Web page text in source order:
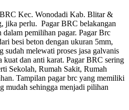
Kec. Wonodadi Kab. Blitar &
jika perlu. Pagar BRC belakangan
pemilihan pagar. Pagar Brc
besi beton dengan ukuran 5mm,
sudah melewati proses jasa galvanis
dan anti karat. Pagar BRC sering
Sekolah, Rumah Sakit, Rumah
Tampilan pagar brc yang memiliki
mudah sehingga menjadi pilihan